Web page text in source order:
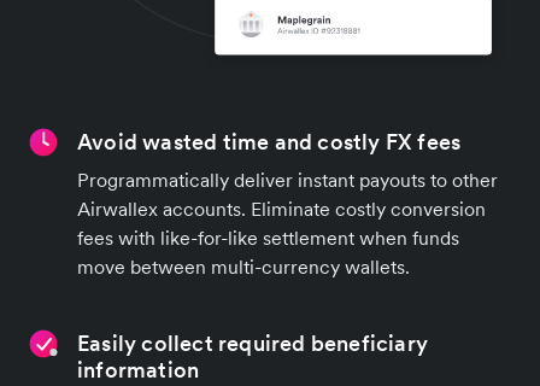
Avoid wasted time and costly FX fees
Programmatically deliver instant payouts to other
Airwallex accounts. Eliminate costly conversion
fees with like-for-like settlement when funds
move between multi-currency wallets.
Easily collect required beneficiary
information